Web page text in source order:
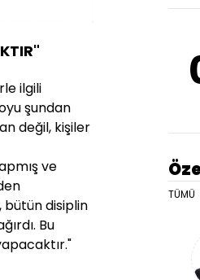
ilgili
şundan
değil, kişiler
ve
bütün disiplin
Bu
TÜMÜ